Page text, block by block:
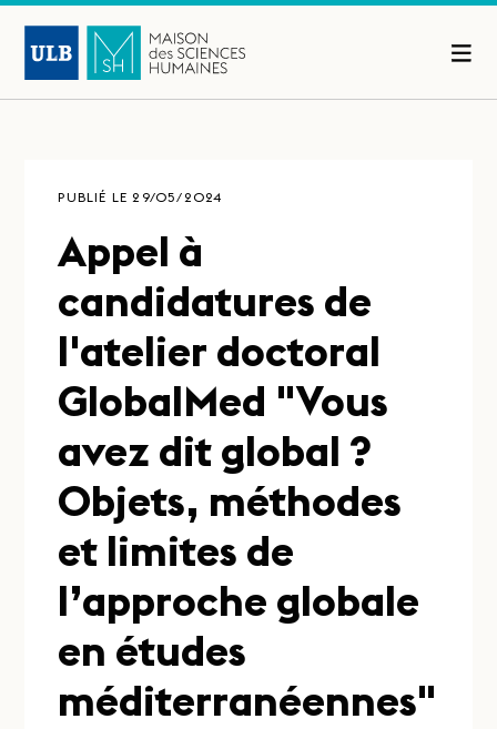
PUBLIÉ LE 29/05/2024
Appel à
candidatures de
l'atelier doctoral
GlobalMed "Vous
avez dit global ?
Objets, méthodes
et limites de
l’approche globale
en études
méditerranéennes"